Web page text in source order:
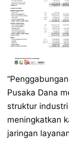
Pusaka Dana
struktur
meningkatkan
jaringan